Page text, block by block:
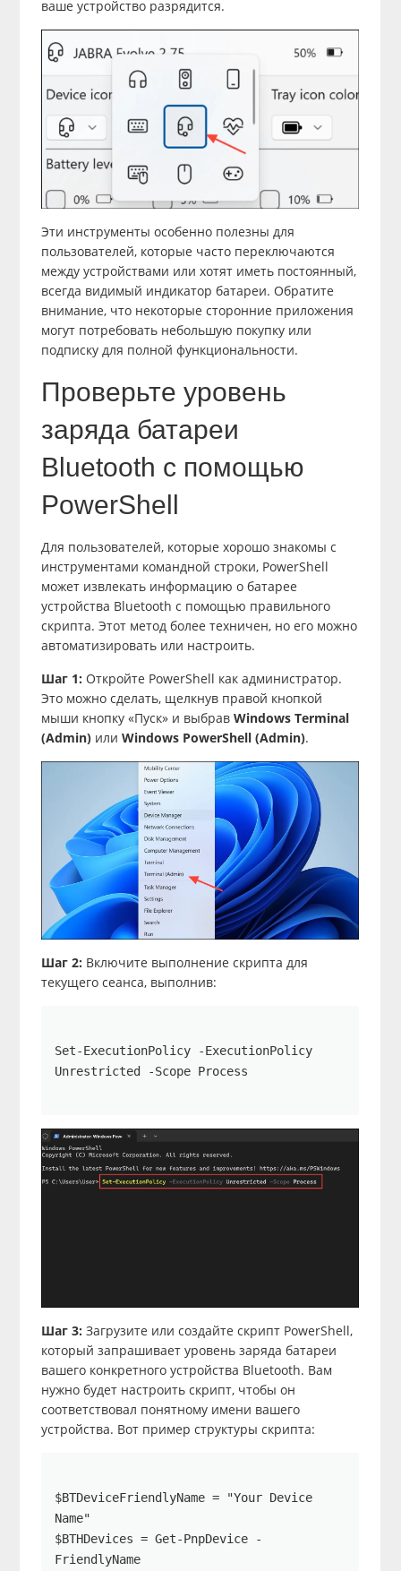
ваше устройство разрядится.
Эти инструменты особенно полезны для
пользователей, которые часто переключаются
между устройствами или хотят иметь постоянный,
всегда видимый индикатор батареи. Обратите
внимание, что некоторые сторонние приложения
могут потребовать небольшую покупку или
подписку для полной функциональности.
Проверьте уровень
заряда батареи
Bluetooth с помощью
PowerShell
Для пользователей, которые хорошо знакомы с
инструментами командной строки, PowerShell
может извлекать информацию о батарее
устройства Bluetooth с помощью правильного
скрипта. Этот метод более техничен, но его можно
автоматизировать или настроить.
Шаг 1: Откройте PowerShell как администратор.
Это можно сделать, щелкнув правой кнопкой
мыши кнопку «Пуск» и выбрав Windows Terminal
(Admin)или Windows PowerShell (Admin).
Шаг 2: Включите выполнение скрипта для
текущего сеанса, выполнив:
Set-ExecutionPolicy -ExecutionPolicy
Unrestricted -Scope Process
Шаг 3: Загрузите или создайте скрипт PowerShell,
который запрашивает уровень заряда батареи
вашего конкретного устройства Bluetooth. Вам
нужно будет настроить скрипт, чтобы он
соответствовал понятному имени вашего
устройства. Вот пример структуры скрипта:
$BTDeviceFriendlyName = "Your Device
Name"
$BTHDevices = Get-PnpDevice -
FriendlyName